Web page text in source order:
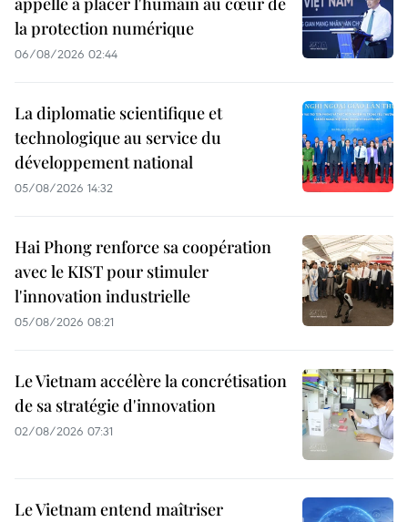
la protection numérique
06/08/2026 02:44
La diplomatie scientifique et
technologique au service du
développement national
05/08/2026 14:32
Hai Phong renforce sa coopération
avec le KIST pour stimuler
l'innovation industrielle
05/08/2026 08:21
Le Vietnam accélère la concrétisation
de sa stratégie d'innovation
02/08/2026 07:31
Le Vietnam entend maîtriser